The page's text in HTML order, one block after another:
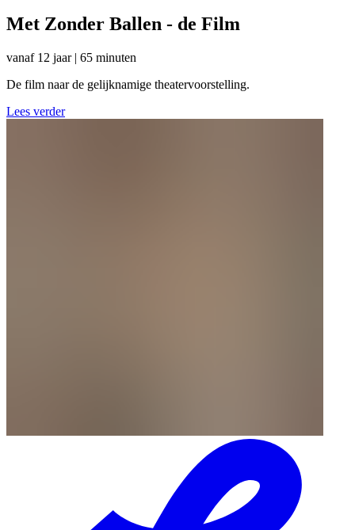
Met Zonder Ballen - de Film
vanaf 12 jaar | 65 minuten
De film naar de gelijknamige theatervoorstelling.
Lees verder